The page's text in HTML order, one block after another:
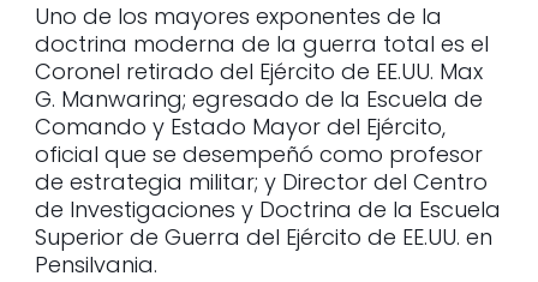
Uno de los mayores exponentes de la
doctrina moderna de la guerra total es el
Coronel retirado del Ejército de EE.UU. Max
G. Manwaring; egresado de la Escuela de
Comando y Estado Mayor del Ejército,
oficial que se desempeñó como profesor
de estrategia militar; y Director del Centro
de Investigaciones y Doctrina de la Escuela
Superior de Guerra del Ejército de EE.UU. en
Pensilvania.